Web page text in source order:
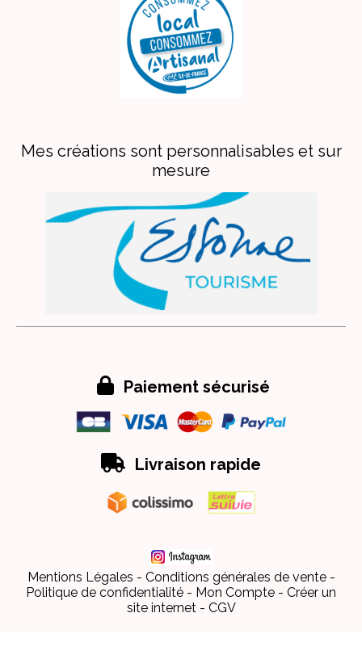
Mes créations sont personnalisables et sur
mesure
 Paiement sécurisé
 Livraison rapide
Mentions Légales
Conditions générales de vente
Politique de confidentialité
Mon Compte
Créer un
site internet
CGV